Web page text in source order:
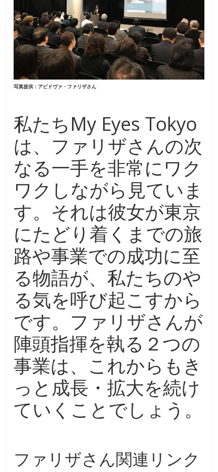
写真提供：アビドヴァ・ファリザさん
私たちMy Eyes Tokyo
は、ファリザさんの次
なる一手を非常にワク
ワクしながら見ていま
す。それは彼女が東京
にたどり着くまでの旅
路や事業での成功に至
る物語が、私たちのや
る気を呼び起こすから
です。ファリザさんが
陣頭指揮を執る２つの
事業は、これからもき
っと成長・拡大を続け
ていくことでしょう。
ファリザさん関連リンク